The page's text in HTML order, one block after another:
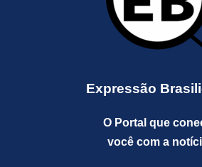
Expressão
O Portal que
você com a